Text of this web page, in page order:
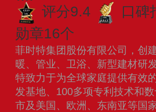
评分9.4
口碑
勋章16个
菲时特集团股份有限公司，创
暖、管业、卫浴、新型建材研
特致力于为全球家庭提供有效
发基地、100多项专利技术和
市及美国、欧洲、东南亚等国